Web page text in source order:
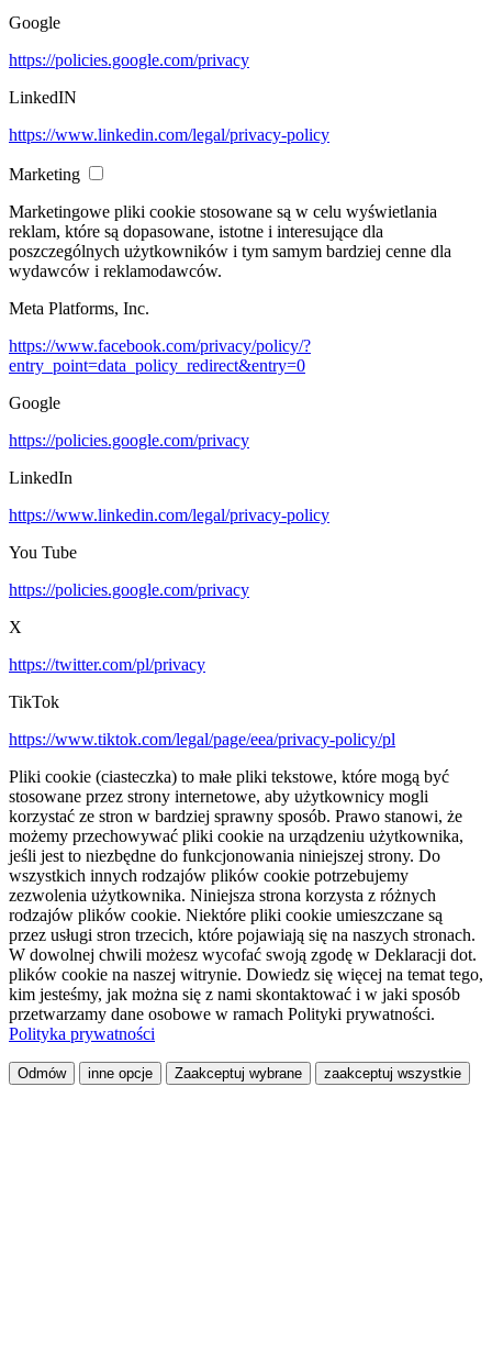
Google
https://policies.google.com/privacy
LinkedIN
https://www.linkedin.com/legal/privacy-policy
Marketing
Marketingowe pliki cookie stosowane są w celu wyświetlania
reklam, które są dopasowane, istotne i interesujące dla
poszczególnych użytkowników i tym samym bardziej cenne dla
wydawców i reklamodawców.
Meta Platforms, Inc.
https://www.facebook.com/privacy/policy/?
entry_point=data_policy_redirect&entry=0
Google
https://policies.google.com/privacy
LinkedIn
https://www.linkedin.com/legal/privacy-policy
You Tube
https://policies.google.com/privacy
X
https://twitter.com/pl/privacy
TikTok
https://www.tiktok.com/legal/page/eea/privacy-policy/pl
Pliki cookie (ciasteczka) to małe pliki tekstowe, które mogą być
stosowane przez strony internetowe, aby użytkownicy mogli
korzystać ze stron w bardziej sprawny sposób. Prawo stanowi, że
możemy przechowywać pliki cookie na urządzeniu użytkownika,
jeśli jest to niezbędne do funkcjonowania niniejszej strony. Do
wszystkich innych rodzajów plików cookie potrzebujemy
zezwolenia użytkownika. Niniejsza strona korzysta z różnych
rodzajów plików cookie. Niektóre pliki cookie umieszczane są
przez usługi stron trzecich, które pojawiają się na naszych stronach.
W dowolnej chwili możesz wycofać swoją zgodę w Deklaracji dot.
plików cookie na naszej witrynie. Dowiedz się więcej na temat tego,
kim jesteśmy, jak można się z nami skontaktować i w jaki sposób
przetwarzamy dane osobowe w ramach Polityki prywatności.
Polityka prywatności
Odmów inne opcje Zaakceptuj wybrane zaakceptuj wszystkie